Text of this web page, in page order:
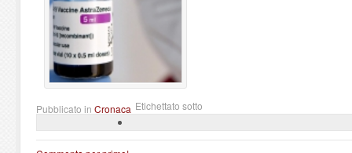
Pubblicato in Cronaca Etichettato sotto